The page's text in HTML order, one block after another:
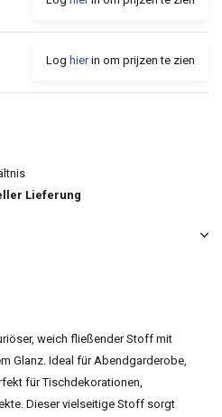
Log hierin om prijzen te zien
Lieferung
weich fließender Stoff mit
Glanz. Ideal für Abendgarderobe,
für Tischdekorationen,
Dieser vielseitige Stoff sorgt